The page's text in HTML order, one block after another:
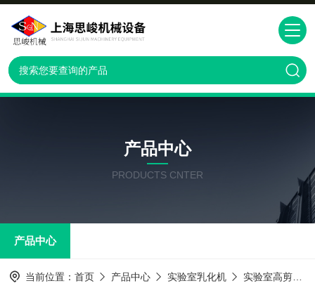
产品中心
PRODUCTS CNTER
产品中心
当前位置： 首页 产品中心 实验室乳化机 实验室高剪切乳化机